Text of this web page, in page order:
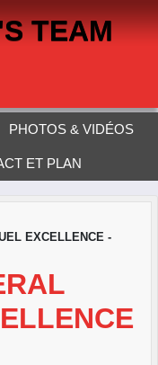
TEAM
PHOTOS & VIDÉOS
ET PLAN
EXCELLENCE -